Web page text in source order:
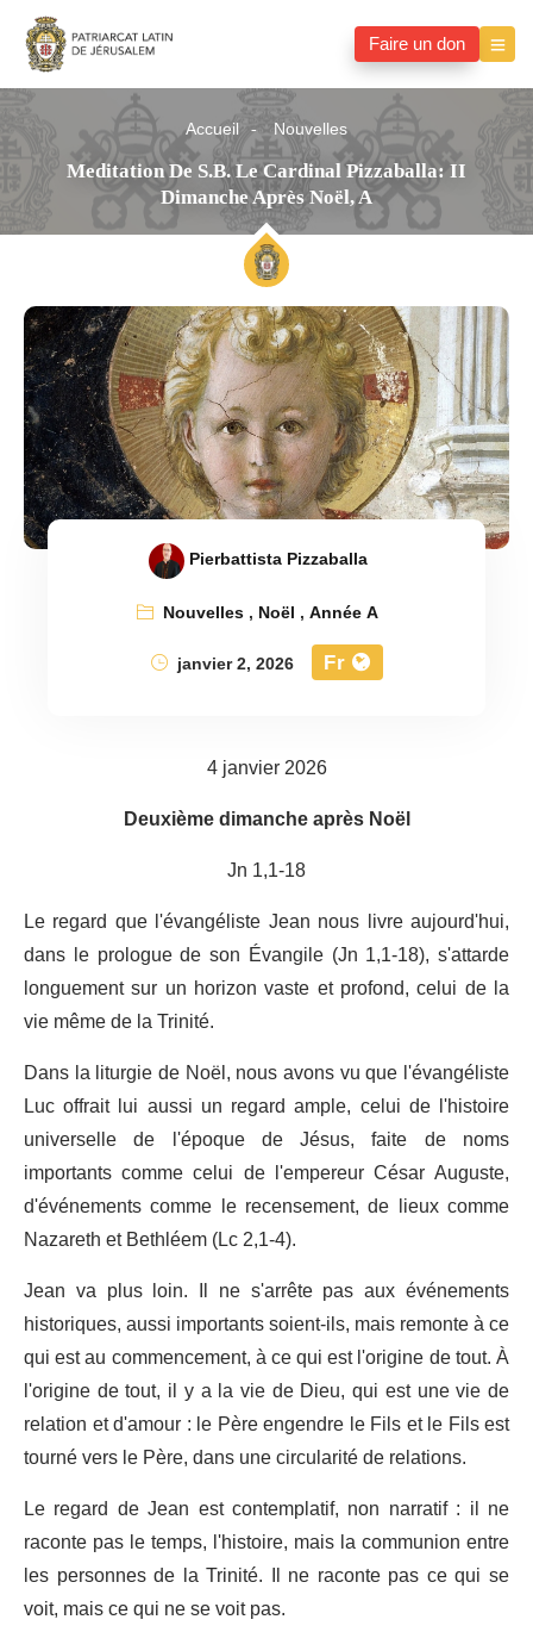
Faire un don
Accueil Nouvelles
Meditation De S.B. Le Cardinal Pizzaballa: II
Dimanche Après Noël, A
Pierbattista Pizzaballa
Nouvelles, Noël ,Année A
janvier 2, 2026
Fr
4 janvier 2026
Deuxième dimanche après Noël
Jn 1,1-18
Le regard que l'évangéliste Jean nous livre aujourd'hui,
dans le prologue de son Évangile (Jn 1,1-18), s'attarde
longuement sur un horizon vaste et profond, celui de la
vie même de la Trinité.
Dans la liturgie de Noël, nous avons vu que l'évangéliste
Luc offrait lui aussi un regard ample, celui de l'histoire
universelle de l'époque de Jésus, faite de noms
importants comme celui de l'empereur César Auguste,
d'événements comme le recensement, de lieux comme
Nazareth et Bethléem (Lc 2,1-4).
Jean va plus loin. Il ne s'arrête pas aux événements
historiques, aussi importants soient-ils, mais remonte à ce
qui est au commencement, à ce qui est l'origine de tout. À
l'origine de tout, il y a la vie de Dieu, qui est une vie de
relation et d'amour : le Père engendre le Fils et le Fils est
tourné vers le Père, dans une circularité de relations.
Le regard de Jean est contemplatif, non narratif : il ne
raconte pas le temps, l'histoire, mais la communion entre
les personnes de la Trinité. Il ne raconte pas ce qui se
voit, mais ce qui ne se voit pas.